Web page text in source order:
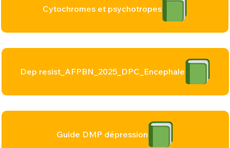
Cytochromes et psychotropes
Dep resist_AFPBN_2025_DPC_Encephale
Guide DMP dépression